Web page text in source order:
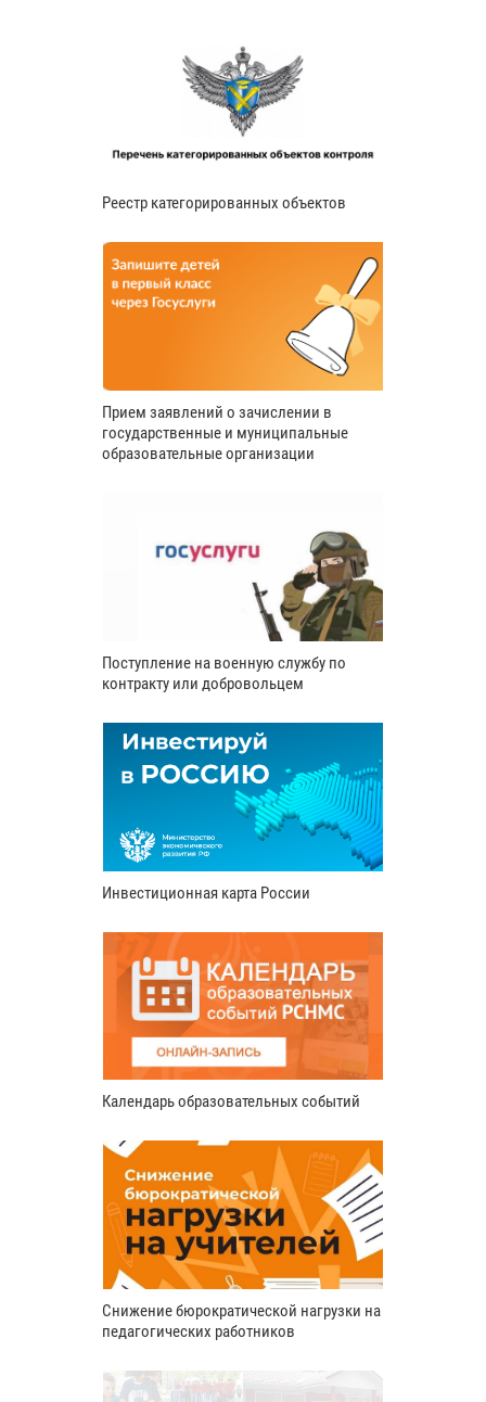
Реестр категорированных объектов
Прием заявлений о зачислении в
государственные и муниципальные
образовательные организации
Поступление на военную службу по
контракту или добровольцем
Инвестиционная карта России
Календарь образовательных событий
Снижение бюрократической нагрузки на
педагогических работников